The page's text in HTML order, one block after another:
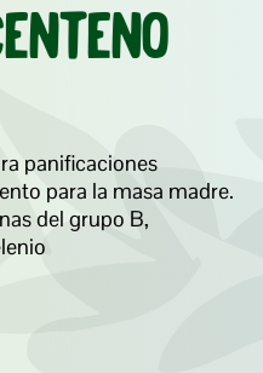
panificaciones
para la masa madre.
del grupo B,